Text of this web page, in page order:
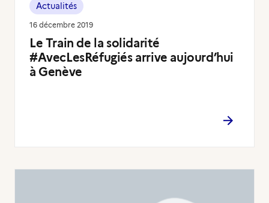
Actualités
16 décembre 2019
Le Train de la solidarité
#AvecLesRéfugiés arrive aujourd’hui
à Genève